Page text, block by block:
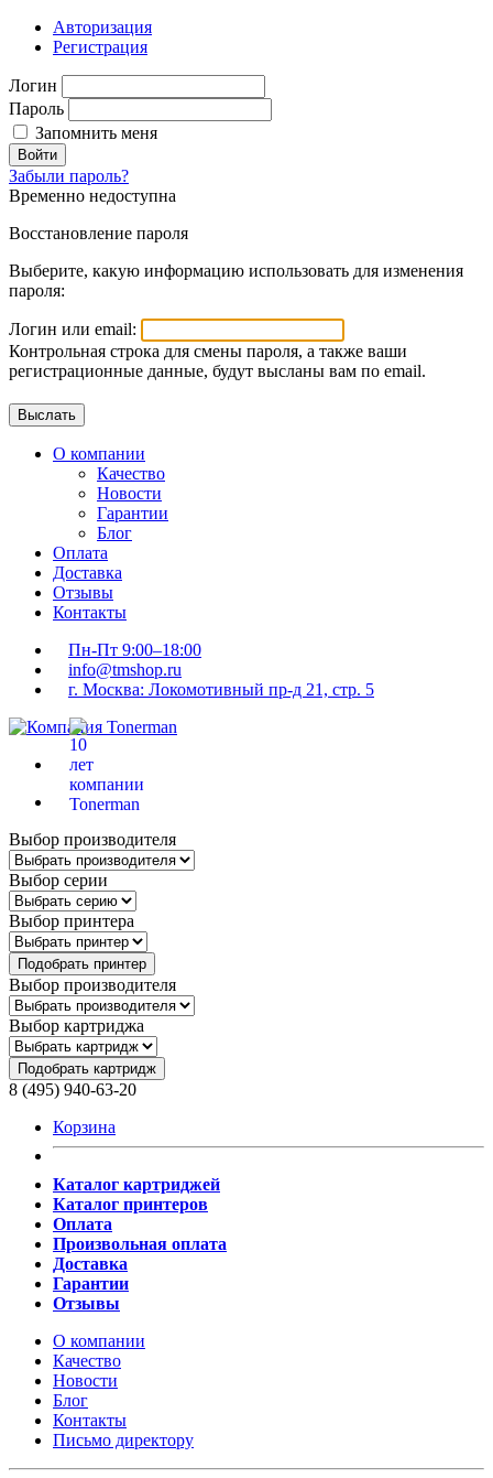
Авторизация
Регистрация
Логин
Пароль
Запомнить меня
Войти
Забыли пароль?
Временно недоступна
Восстановление пароля
Выберите, какую информацию использовать для изменения
пароля:
Логин или email:
Контрольная строка для смены пароля, а также ваши
регистрационные данные, будут высланы вам по email.
О компании
Качество
Новости
Гарантии
Блог
Оплата
Доставка
Отзывы
Контакты
Пн-Пт 9:00–18:00
info@tmshop.ru
г. Москва: Локомотивный пр-д 21, стр. 5
Выбор производителя
Выбор серии
Выбор принтера
Подобрать принтер
Выбор производителя
Выбор картриджа
Подобрать картридж
8 (495) 940-63-20
Корзина
Каталог картриджей
Каталог принтеров
Оплата
Произвольная оплата
Доставка
Гарантии
Отзывы
О компании
Качество
Новости
Блог
Контакты
Письмо директору